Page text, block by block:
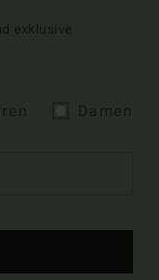
exklusive